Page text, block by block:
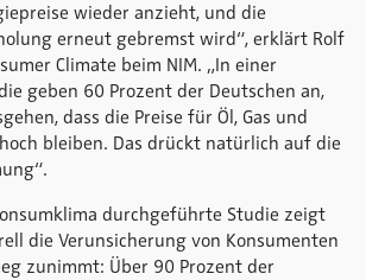
wieder anzieht, und die
erneut gebremst wird“, erklärt Rolf
Climate beim NIM. „In einer
geben 60 Prozent der Deutschen an,
dass die Preise für Öl, Gas und
bleiben. Das drückt natürlich auf die
durchgeführte Studie zeigt
die Verunsicherung von Konsumenten
zunimmt: Über 90 Prozent der